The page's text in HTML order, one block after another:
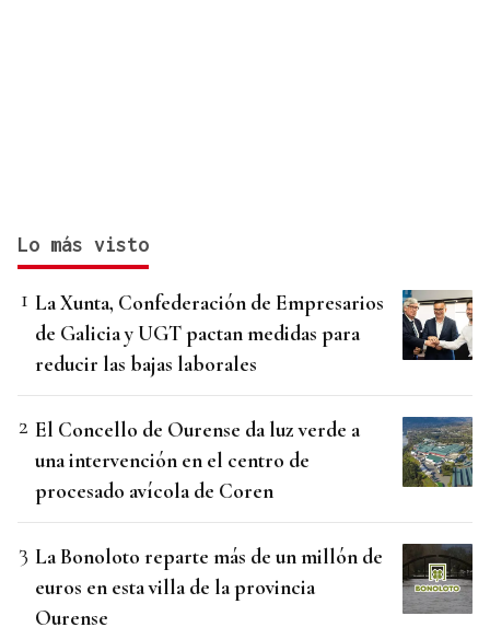
Lo más visto
La Xunta, Confederación de Empresarios
de Galicia y UGT pactan medidas para
reducir las bajas laborales
El Concello de Ourense da luz verde a
una intervención en el centro de
procesado avícola de Coren
La Bonoloto reparte más de un millón de
euros en esta villa de la provincia
Ourense